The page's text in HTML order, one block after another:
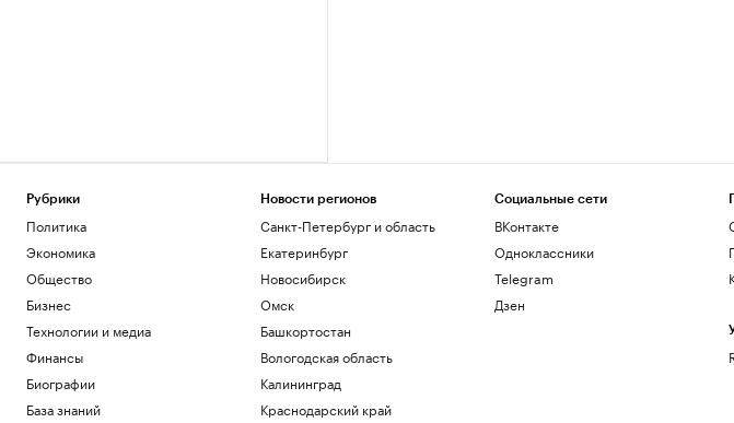
Рубрики
Политика
Экономика
Общество
Бизнес
Технологии и медиа
Финансы
Биографии
База знаний
Новости регионов
Санкт-Петербург и область
Екатеринбург
Новосибирск
Омск
Башкортостан
Вологодская область
Калининград
Краснодарский край
Социальные сети
ВКонтакте
Одноклассники
Telegram
Дзен